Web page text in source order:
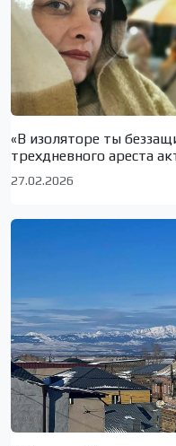
«В изоляторе ты
трехдневного ареста
27.02.2026